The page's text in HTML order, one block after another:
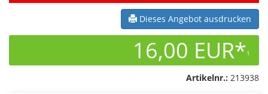
Dieses Angebot ausdrucken
16,00 EUR*1
Artikelnr.: 213938